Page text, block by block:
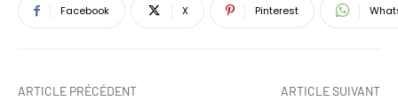
Facebook X Pinterest
ARTICLE PRÉCÉDENT ARTICLE SUIVANT